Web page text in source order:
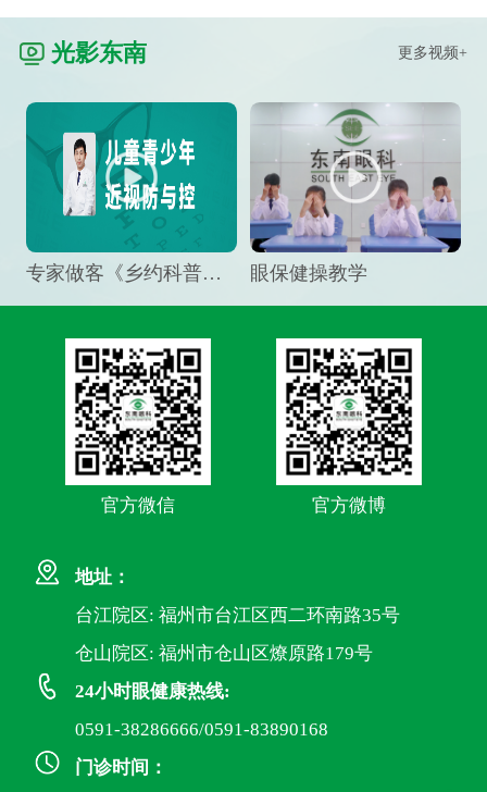
光影东南 更多视频+
专家做客《乡约科普》栏目，预防孩子近视竟然这么“简单” 眼保健操教学
官方微信 官方微博
地址：
台江院区: 福州市台江区西二环南路35号
仓山院区: 福州市仓山区燎原路179号
24小时眼健康热线:
0591-38286666/0591-83890168
门诊时间：